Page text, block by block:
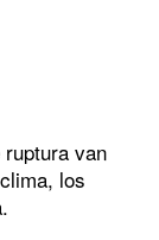
van
los